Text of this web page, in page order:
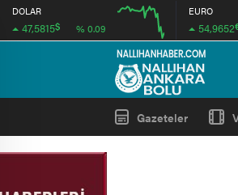
DOLAR
47,5815$ % 0.09
12:00 16:00
EURO
54,9652
Gazeteler